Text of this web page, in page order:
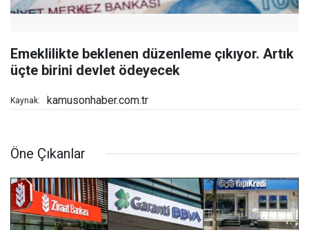
Emeklilikte beklenen düzenleme çıkıyor. Artık
üçte birini devlet ödeyecek
Kaynak: kamusonhaber.com.tr
Öne Çıkanlar